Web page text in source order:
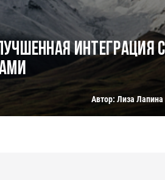
интеграция с
Автор: Лиза Лапина